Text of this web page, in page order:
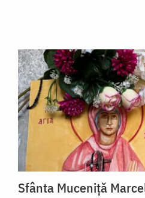
Sfânta Muceniță